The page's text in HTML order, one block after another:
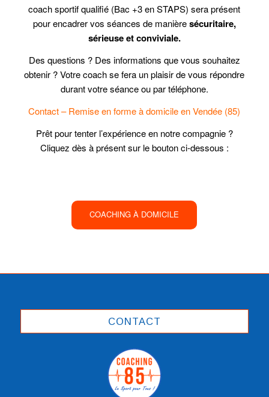
coach sportif qualifié (Bac +3 en STAPS) sera présent
pour encadrer vos séances de manièresécuritaire,
sérieuse et conviviale.
Des questions ? Des informations que vous souhaitez
obtenir ? Votre coach se fera un plaisir de vous répondre
durant votre séance ou par téléphone.
Contact – Remise en forme à domicile en Vendée (85)
Prêt pour tenter l’expérience en notre compagnie ?
Cliquez dès à présent sur le bouton ci-dessous :
COACHING À DOMICILE
CONTACT